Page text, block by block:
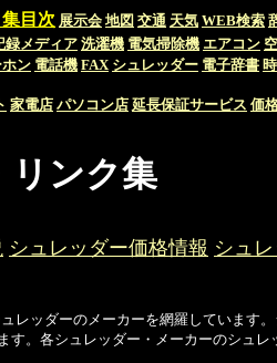
目次 展示会 地図 交通 天気 WEB検索
録メディア 洗濯機 電気掃除機 エアコン
ン 電話機 FAX シュレッダー 電子辞書
家電店 パソコン店 延長保証サービス 価
リンク集
シュレッダー価格情報 シュ
レッダーのメーカーを網羅していま
。各シュレッダー・メーカーのシュレ